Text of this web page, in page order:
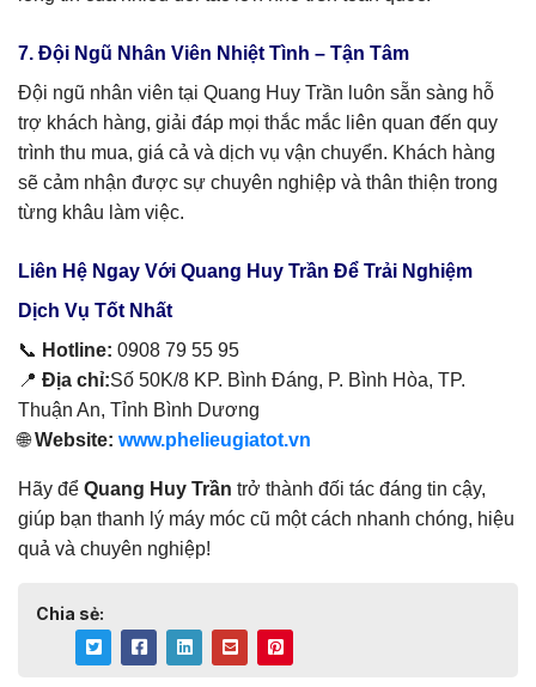
7. Đội Ngũ Nhân Viên Nhiệt Tình – Tận Tâm
Đội ngũ nhân viên tại Quang Huy Trần luôn sẵn sàng hỗ
trợ khách hàng, giải đáp mọi thắc mắc liên quan đến quy
trình thu mua, giá cả và dịch vụ vận chuyển. Khách hàng
sẽ cảm nhận được sự chuyên nghiệp và thân thiện trong
từng khâu làm việc.
Liên Hệ Ngay Với Quang Huy Trần Để Trải Nghiệm
Dịch Vụ Tốt Nhất
📞 Hotline: 0908 79 55 95
📍 Địa chỉ:Số 50K/8 KP. Bình Đáng, P. Bình Hòa, TP.
Thuận An, Tỉnh Bình Dương
🌐Website: www.phelieugiatot.vn
Hãy để Quang Huy Trần trở thành đối tác đáng tin cậy,
giúp bạn thanh lý máy móc cũ một cách nhanh chóng, hiệu
quả và chuyên nghiệp!
Chia sẻ: